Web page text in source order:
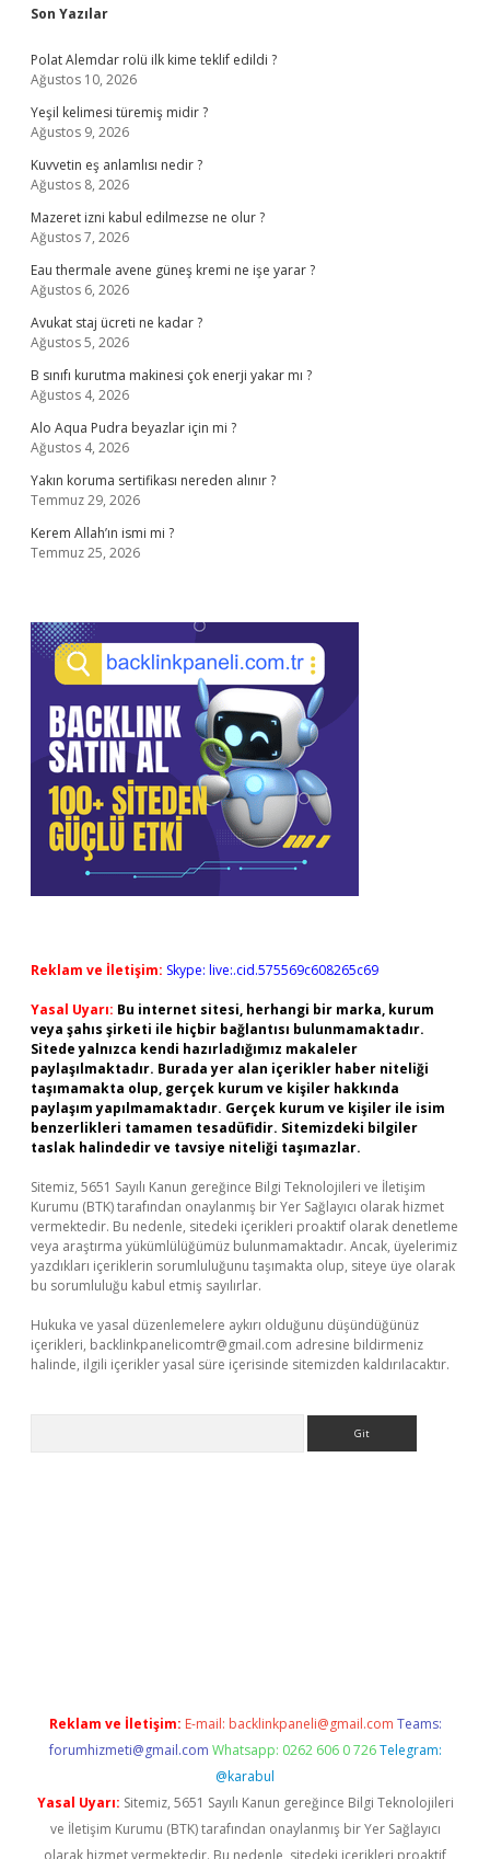
Sidebar
Son Yazılar
Polat Alemdar rolü ilk kime teklif edildi ?
Ağustos 10, 2026
Yeşil kelimesi türemiş midir ?
Ağustos 9, 2026
Kuvvetin eş anlamlısı nedir ?
Ağustos 8, 2026
Mazeret izni kabul edilmezse ne olur ?
Ağustos 7, 2026
Eau thermale avene güneş kremi ne işe yarar ?
Ağustos 6, 2026
Avukat staj ücreti ne kadar ?
Ağustos 5, 2026
B sınıfı kurutma makinesi çok enerji yakar mı ?
Ağustos 4, 2026
Alo Aqua Pudra beyazlar için mi ?
Ağustos 4, 2026
Yakın koruma sertifikası nereden alınır ?
Temmuz 29, 2026
Kerem Allah’ın ismi mi ?
Temmuz 25, 2026
Reklam ve İletişim: Skype: live:.cid.575569c608265c69
Yasal Uyarı: Bu internet sitesi, herhangi bir marka, kurum
veya şahıs şirketi ile hiçbir bağlantısı bulunmamaktadır.
Sitede yalnızca kendi hazırladığımız makaleler
paylaşılmaktadır. Burada yer alan içerikler haber niteliği
taşımamakta olup, gerçek kurum ve kişiler hakkında
paylaşım yapılmamaktadır. Gerçek kurum ve kişiler ile isim
benzerlikleri tamamen tesadüfidir. Sitemizdeki bilgiler
taslak halindedir ve tavsiye niteliği taşımazlar.
Sitemiz, 5651 Sayılı Kanun gereğince Bilgi Teknolojileri ve İletişim
Kurumu (BTK) tarafından onaylanmış bir Yer Sağlayıcı olarak hizmet
vermektedir. Bu nedenle, sitedeki içerikleri proaktif olarak denetleme
veya araştırma yükümlülüğümüz bulunmamaktadır. Ancak, üyelerimiz
yazdıkları içeriklerin sorumluluğunu taşımakta olup, siteye üye olarak
bu sorumluluğu kabul etmiş sayılırlar.
Hukuka ve yasal düzenlemelere aykırı olduğunu düşündüğünüz
içerikleri, backlinkpanelicomtr@gmail.com adresine bildirmeniz
halinde, ilgili içerikler yasal süre içerisinde sitemizden kaldırılacaktır.
Reklam ve İletişim: E-mail: backlinkpaneli@gmail.com Teams:
forumhizmeti@gmail.com Whatsapp: 0262 606 0 726 Telegram:
@karabul
Yasal Uyarı: Sitemiz, 5651 Sayılı Kanun gereğince Bilgi Teknolojileri
ve İletişim Kurumu (BTK) tarafından onaylanmış bir Yer Sağlayıcı
olarak hizmet vermektedir. Bu nedenle, sitedeki içerikleri proaktif